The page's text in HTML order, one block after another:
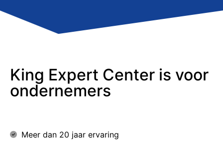
King Expert Center is voor
ondernemers
Meer dan 20 jaar ervaring